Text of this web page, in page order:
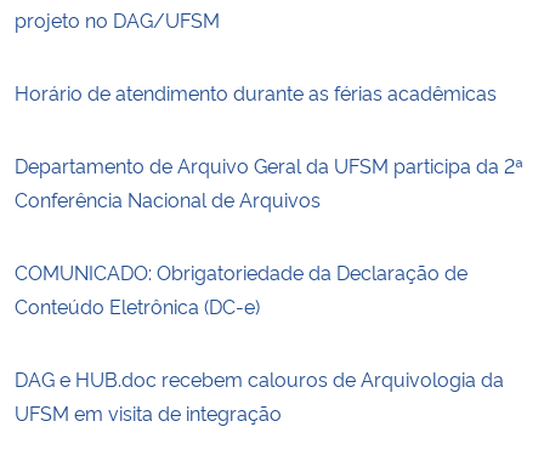
projeto no DAG/UFSM
Horário de atendimento durante as férias acadêmicas
Departamento de Arquivo Geral da UFSM participa da 2ª
Conferência Nacional de Arquivos
COMUNICADO: Obrigatoriedade da Declaração de
Conteúdo Eletrônica (DC-e)
DAG e HUB.doc recebem calouros de Arquivologia da
UFSM em visita de integração